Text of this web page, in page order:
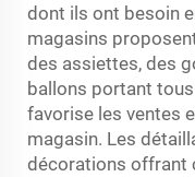
dont ils ont besoin
magasins
des assiettes, des
ballons portant
favorise les ventes
magasin. Les
décorations offrant